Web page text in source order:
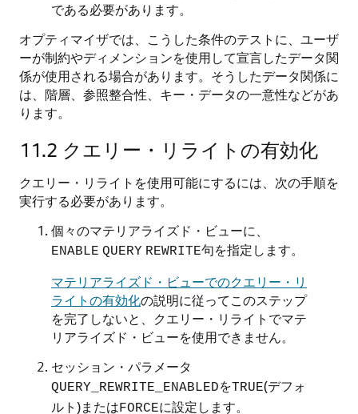
である必要があります。
オプティマイザでは、こうした条件のテストに、ユーザ
ーが制約やディメンションを使用して宣言したデータ関
係が使用される場合があります。そうしたデータ関係に
は、階層、参照整合性、キー・データの一意性などがあ
ります。
11.2 クエリー・リライトの有効化
クエリー・リライトを使用可能にするには、次の手順を
実行する必要があります。
個々のマテリアライズド・ビューに、
ENABLE QUERY REWRITE句を指定します。
マテリアライズド・ビューでのクエリー・リ
ライトの有効化の説明に従ってこのステップ
を完了しないと、クエリー・リライトでマテ
リアライズド・ビューを使用できません。
セッション・パラメータ
QUERY_REWRITE_ENABLEDをTRUE(デフォ
ルト)またはFORCEに設定します。